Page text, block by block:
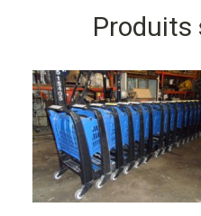
Produits